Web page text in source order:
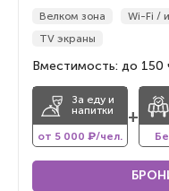
Велком зона Wi-Fi /
TV экраны
Вместимость: до 150
За еду и
напитки
от 5 000 ₽/чел.
+